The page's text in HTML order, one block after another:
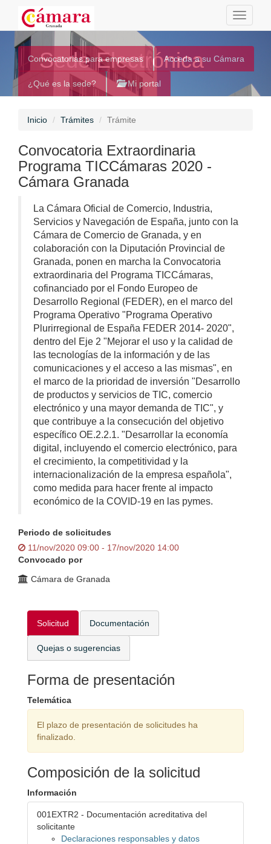
Toggle
Sede Electrónica
Convocatorias para empresas Acceda a su Cámara
¿Qué es la sede? Mi portal
Inicio Trámites Trámite
Convocatoria Extraordinaria
Programa TICCámaras 2020 -
Cámara Granada
La Cámara Oficial de Comercio, Industria,
Servicios y Navegación de España, junto con la
Cámara de Comercio de Granada, y en
colaboración con la Diputación Provincial de
Granada, ponen en marcha la Convocatoria
extraordinaria del Programa TICCámaras,
cofinanciado por el Fondo Europeo de
Desarrollo Regional (FEDER), en el marco del
Programa Operativo "Programa Operativo
Plurirregional de España FEDER 2014- 2020",
dentro del Eje 2 "Mejorar el uso y la calidad de
las tecnologías de la información y de las
comunicaciones y el acceso a las mismas", en
el marco de la prioridad de inversión "Desarrollo
de productos y servicios de TIC, comercio
electrónico y una mayor demanda de TIC", y
que contribuye a la consecución del objetivo
específico OE.2.2.1. "Desarrollar la economía
digital, incluyendo el comercio electrónico, para
el crecimiento, la competitividad y la
internacionalización de la empresa española",
como medida para hacer frente al impacto
económico de la COVID-19 en las pymes.
Periodo de solicitudes
11/nov/2020 09:00 - 17/nov/2020 14:00
Convocado por
Cámara de Granada
Solicitud Documentación
Quejas o sugerencias
Forma de presentación
Telemática
El plazo de presentación de solicitudes ha
finalizado.
Composición de la solicitud
Información
001EXTR2 - Documentación acreditativa del
solicitante
Declaraciones responsables y datos